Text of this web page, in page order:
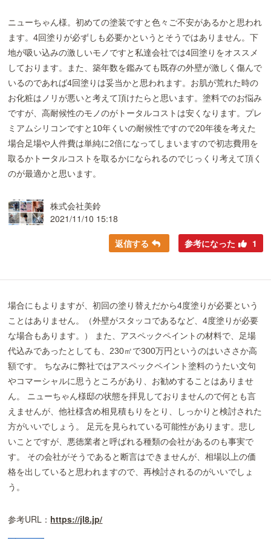
ニューちゃん様。初めての塗装ですと色々ご不安があるかと思われ
ます。4回塗りが必ずしも必要かというとそうではありません。下
地が吸い込みの激しいモノですと私達会社では4回塗りをオススメ
しております。また、築年数を鑑みても既存の外壁が激しく傷んで
いるのであれば4回塗りは妥当かと思われます。お肌が荒れた時の
お化粧はノリが悪いと考えて頂けたらと思います。塗料でのお悩み
ですが、高耐候性のモノのがトータルコストは安くなります。プレ
ミアムシリコンですと10年くいの耐候性ですので20年後を考えた
場合足場や人件費は単純に2倍になってしまいますので初志費用を
取るかトータルコストを取るかになられるのでじっくり考えて頂く
のが最適かと思います。
株式会社美鈴
2021/11/10 15:18
返信する 参考になった 1
場合にもよりますが、初回の塗り替えだから4度塗りが必要という
ことはありません。（外壁がスタッコであるなど、4度塗りが必要
な場合もあります。） また、アスペックペイントの材料で、足場
代込みであったとしても、230㎡で300万円というのはいささか高
額です。 ちなみに弊社ではアスペックペイント塗料のうたい文句
やコマーシャルに思うところがあり、お勧めすることはありませ
ん。 ニューちゃん様邸の状態を拝見しておりませんので何とも言
えませんが、他社様含め相見積もりをとり、しっかりと検討された
方がいいでしょう。 足元を見られている可能性があります。悲し
いことですが、悪徳業者と呼ばれる種類の会社があるのも事実で
す。 その会社がそうであると断言はできませんが、相場以上の価
格を出していると思われますので、再検討されるのがいいでしょ
う。
参考URL： https://jl8.jp/